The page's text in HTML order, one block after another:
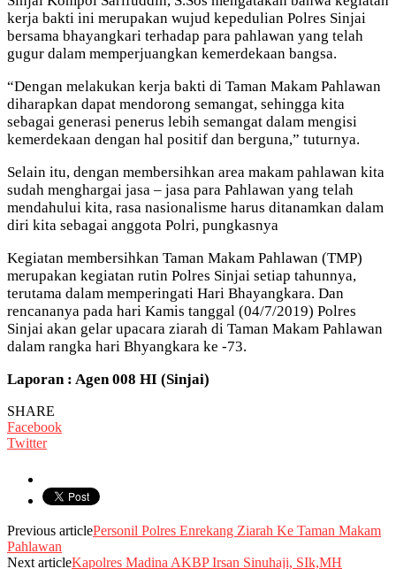
kerja bakti ini merupakan wujud kepedulian Polres Sinjai
bersama bhayangkari terhadap para pahlawan yang telah
gugur dalam memperjuangkan kemerdekaan bangsa.
“Dengan melakukan kerja bakti di Taman Makam Pahlawan
diharapkan dapat mendorong semangat, sehingga kita
sebagai generasi penerus lebih semangat dalam mengisi
kemerdekaan dengan hal positif dan berguna,” tuturnya.
Selain itu, dengan membersihkan area makam pahlawan kita
sudah menghargai jasa – jasa para Pahlawan yang telah
mendahului kita, rasa nasionalisme harus ditanamkan dalam
diri kita sebagai anggota Polri, pungkasnya
Kegiatan membersihkan Taman Makam Pahlawan (TMP)
merupakan kegiatan rutin Polres Sinjai setiap tahunnya,
terutama dalam memperingati Hari Bhayangkara. Dan
rencananya pada hari Kamis tanggal (04/7/2019) Polres
Sinjai akan gelar upacara ziarah di Taman Makam Pahlawan
dalam rangka hari Bhyangkara ke -73.
Laporan : Agen 008 HI (Sinjai)
SHARE
Facebook
Twitter
Previous articlePersonil Polres Enrekang Ziarah Ke Taman Makam
Pahlawan
Next articleKapolres Madina AKBP Irsan Sinuhaji, SIk,MH